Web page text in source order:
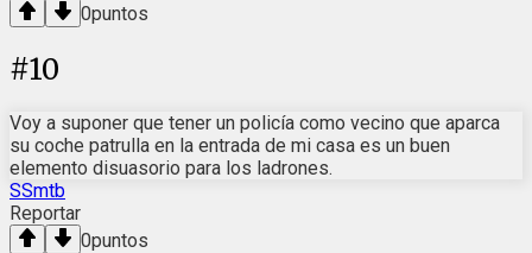
0puntos
#10
Voy a suponer que tener un policía como vecino que aparca
su coche patrulla en la entrada de mi casa es un buen
elemento disuasorio para los ladrones.
SSmtb
Reportar
0puntos